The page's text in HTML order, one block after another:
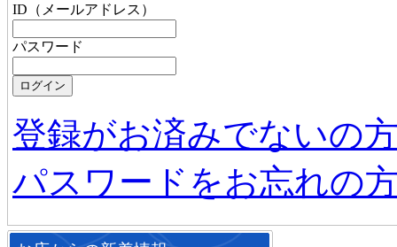
ID（メールアドレス）
パスワード
登録がお済みでないの
パスワードをお忘れの